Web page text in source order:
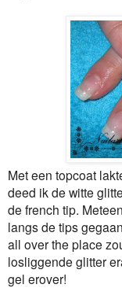
Met een topcoat
deed ik de witte
de french tip.
langs de tips
all over the place
losliggende glitter
gel erover!